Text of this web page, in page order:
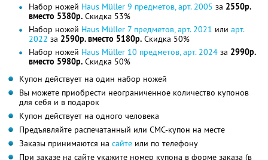
Набор ножей Haus Müller 9 предметов, арт. 2005 за 2550р.
вместо 5380р. Скидка 53%
Набор ножей Haus Müller 7 предметов, арт. 2021 или арт.
2022 за 2590р. вместо 5180р. Скидка 50%
Набор ножей Haus Müller 10 предметов, арт. 2024 за 2990р.
вместо 5980р. Скидка 50%
Купон действует на один набор ножей
Вы можете приобрести неограниченное количество купонов
для себя и в подарок
Купон действует на одного человека
Предъявляйте распечатанный или СМС-купон на месте
Заказы принимаются на сайте или по телефону
При заказе на сайте укажите номер купона в форме заказа (в